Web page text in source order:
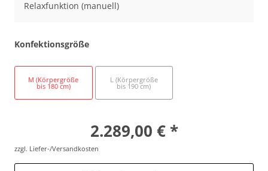
Relaxfunktion (manuell)
Konfektionsgröße
M (Körpergröße
bis 180 cm)
L (Körpergröße
bis 190 cm)
2.289,00 € *
zzgl. Liefer-/Versandkosten